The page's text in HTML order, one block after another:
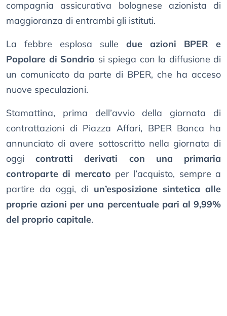
compagnia assicurativa bolognese azionista di
maggioranza di entrambi gli istituti.
La febbre esplosa sulle due azioni BPER e
Popolare di Sondrio si spiega con la diffusione di
un comunicato da parte di BPER, che ha acceso
nuove speculazioni.
Stamattina, prima dell’avvio della giornata di
contrattazioni di Piazza Affari, BPER Banca ha
annunciato di avere sottoscritto nella giornata di
oggicontratti derivati con una primaria
controparte di mercato per l’acquisto, sempre a
partire da oggi, di un’esposizione sintetica alle
proprie azioni per una percentuale pari al 9,99%
del proprio capitale.